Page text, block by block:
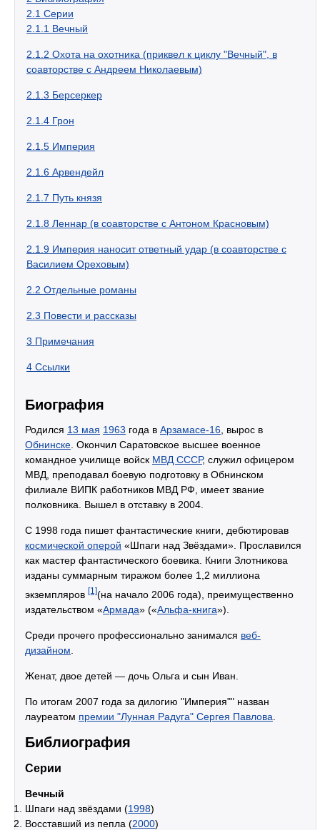
2.1 Серии
2.1.1 Вечный
2.1.2 Охота на охотника (приквел к циклу "Вечный", в
соавторстве с Андреем Николаевым)
2.1.3 Берсеркер
2.1.4 Грон
2.1.5 Империя
2.1.6 Арвендейл
2.1.7 Путь князя
2.1.8 Леннар (в соавторстве с Антоном Красновым)
2.1.9 Империя наносит ответный удар (в соавторстве с
Василием Ореховым)
2.2 Отдельные романы
2.3 Повести и рассказы
3 Примечания
4 Ссылки
Биография
Родился 13 мая 1963 года в Арзамасе-16 , вырос в
Обнинске . Окончил Саратовское высшее военное
командное училище войск МВД СССР, служил офицером
МВД, преподавал боевую подготовку в Обнинском
филиале ВИПК работников МВД РФ, имеет звание
полковника. Вышел в отставку в 2004.
С 1998 года пишет фантастические книги, дебютировав
космической оперой «Шпаги над Звёздами». Прославился
как мастер фантастического боевика. Книги Злотникова
изданы суммарным тиражом более 1,2 миллиона
экземпляров [1](на начало 2006 года), преимущественно
издательством «Армада» («Альфа-книга»).
Среди прочего профессионально занимался веб-
дизайном
Женат, двое детей — дочь Ольга и сын Иван.
По итогам 2007 года за дилогию "Империя"" назван
лауреатом премии "Лунная Радуга" Сергея Павлова
Библиография
Серии
Вечный
Шпаги над звёздами (1998)
Восставший из пепла (2000)